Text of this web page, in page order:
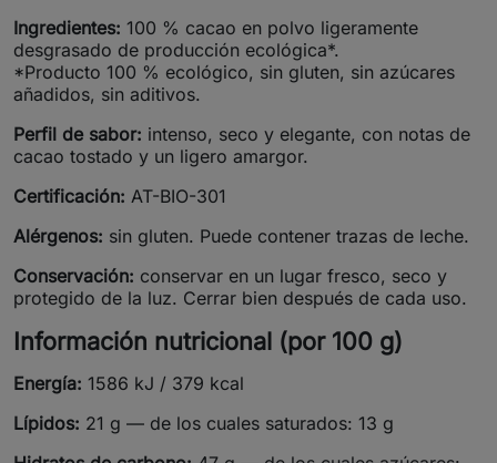
Ingredientes: 100 % cacao en polvo ligeramente
desgrasado de producción ecológica*.
*Producto 100 % ecológico, sin gluten, sin azúcares
añadidos, sin aditivos.
Perfil de sabor: intenso, seco y elegante, con notas de
cacao tostado y un ligero amargor.
Certificación: AT-BIO-301
Alérgenos: sin gluten. Puede contener trazas de leche.
Conservación: conservar en un lugar fresco, seco y
protegido de la luz. Cerrar bien después de cada uso.
Información nutricional (por 100 g)
Energía: 1586 kJ / 379 kcal
Lípidos: 21 g — de los cuales saturados: 13 g